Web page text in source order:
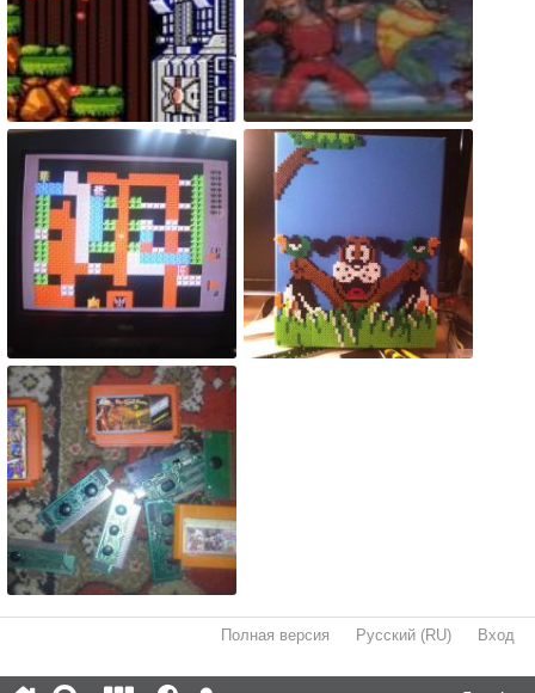
Полная версия Русский (RU) Вход